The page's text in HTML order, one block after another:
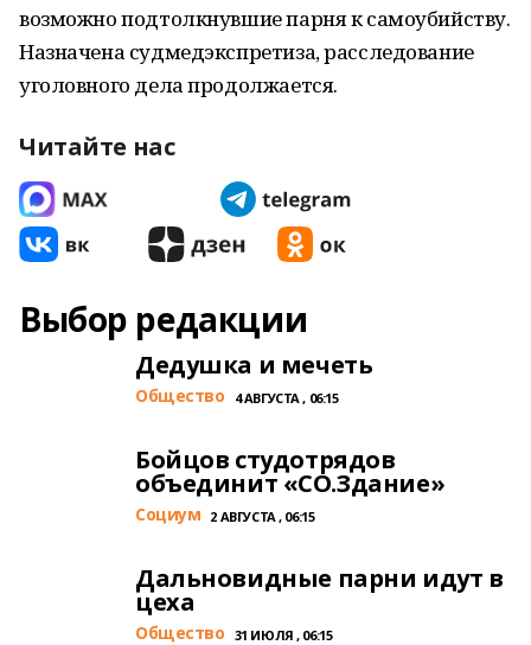
возможно подтолкнувшие парня к самоубийству.
Назначена судмедэкспретиза, расследование
уголовного дела продолжается.
Читайте нас
Выбор редакции
Дедушка и мечеть
Общество 4 АВГУСТА , 06:15
Бойцов студотрядов
объединит «СО.Здание»
Cоциум 2 АВГУСТА , 06:15
Дальновидные парни идут в
цеха
Общество 31 ИЮЛЯ , 06:15